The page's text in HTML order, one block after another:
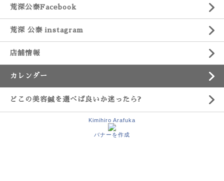
荒深公泰Facebook
荒深 公泰 instagram
店舗情報
カレンダー
どこの美容鍼を選べば良いか迷ったら?
Kimihiro Arafuka
バナーを作成